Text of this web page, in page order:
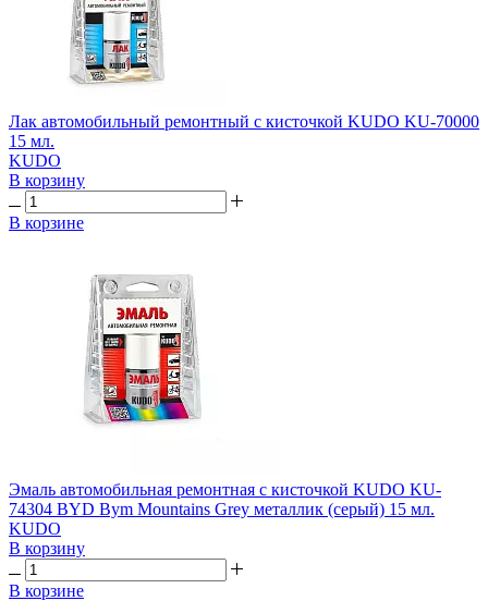
Лак автомобильный ремонтный с кисточкой KUDO KU-70000
15 мл.
KUDO
В корзину
В корзине
Эмаль автомобильная ремонтная с кисточкой KUDO KU-
74304 BYD Bym Mountains Grey металлик (серый) 15 мл.
KUDO
В корзину
В корзине